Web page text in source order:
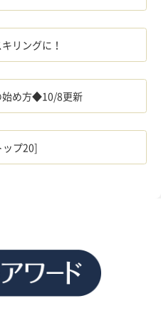
リングに！
始め方◆10/8更新
ップ20]